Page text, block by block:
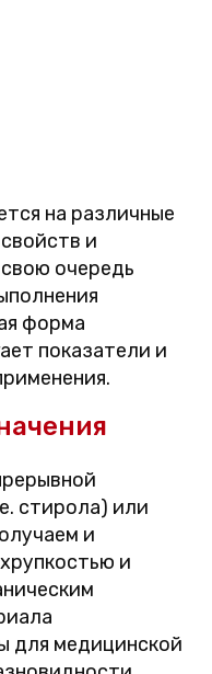
на различные
и
очередь
форма
показатели и
стирола) или
и
и
для медицинской